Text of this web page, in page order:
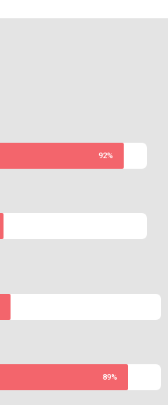
92%
89%